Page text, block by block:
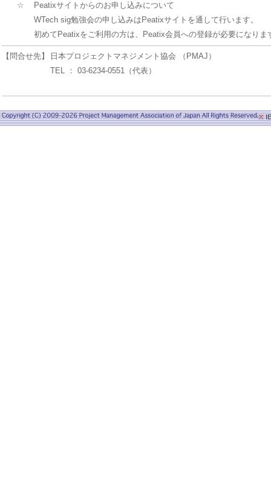
☆
Peatixサイトからのお申し込みについて
WTech sig勉強会の申し込みはPeatixサイトを通して行います。
初めてPeatixをご利用の方は、Peatix会員への登録が必要になりま
【問合せ先】
日本プロジェクトマネジメント協会 （PMAJ）
TEL ： 03-6234-0551（代表）
※